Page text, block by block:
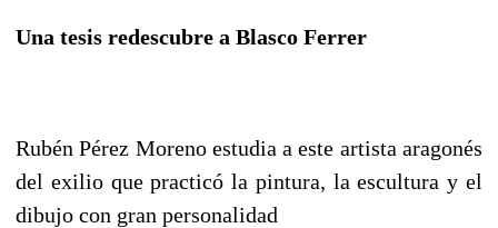
Una tesis redescubre a Blasco Ferrer
Rubén Pérez Moreno estudia a este artista aragonés
del exilio que practicó la pintura, la escultura y el
dibujo con gran personalidad